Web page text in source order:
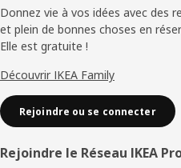
de
page
Donnez vie à vos idées avec des
et plein de bonnes choses en
Elle est gratuite !
Découvrir IKEA Family
Rejoindre ou se connecter
Rejoindre le Réseau IKEA